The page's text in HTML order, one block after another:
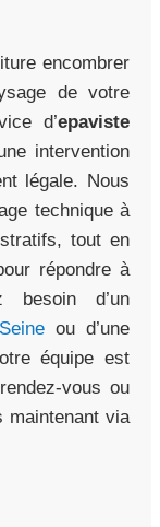
encombrer
de votre
d’epaviste
intervention
légale. Nous
technique à
tout en
répondre à
besoin d’un
ou d’une
équipe est
vous ou
maintenant via